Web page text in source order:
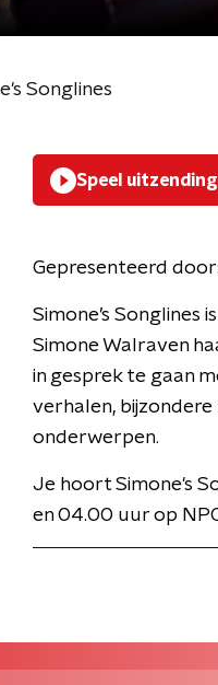
Songlines
Speel
Gepresenteerd door:
Simone’s Songlines
Simone Walraven
in gesprek te gaan
verhalen, bijzondere
onderwerpen.
Je hoort Simone's
en 04.00 uur op